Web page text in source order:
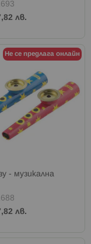
лв.
Не се предлага онлайн
- музикална
лв.